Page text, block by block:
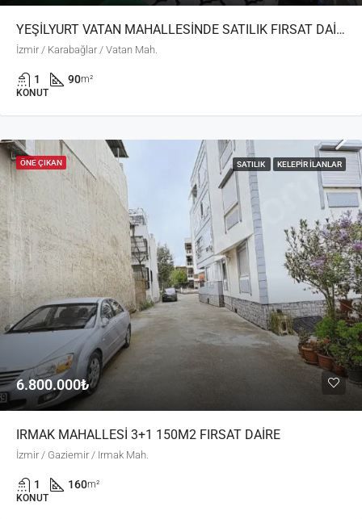
YEŞİLYURT VATAN MAHALLESİNDE SATILIK FIRSAT DAİRE
İzmir / Karabağlar / Vatan Mah.
1 90m²
KONUT
ÖNE ÇIKAN SATILIK KELEPIR İLANLAR
6.800.000₺
IRMAK MAHALLESİ 3+1 150M2 FIRSAT DAİRE
İzmir / Gaziemir / Irmak Mah.
1 160m²
KONUT